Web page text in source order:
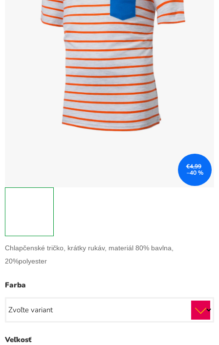
Chlapčenské tričko, krátky rukáv, materiál 80% bavlna,
20%polyester
Farba
Veľkosť
€4,99
–40 %